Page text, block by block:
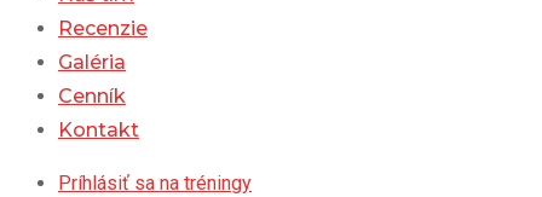
Recenzie
Galéria
Cenník
Kontakt
Príhlásiť sa na tréningy